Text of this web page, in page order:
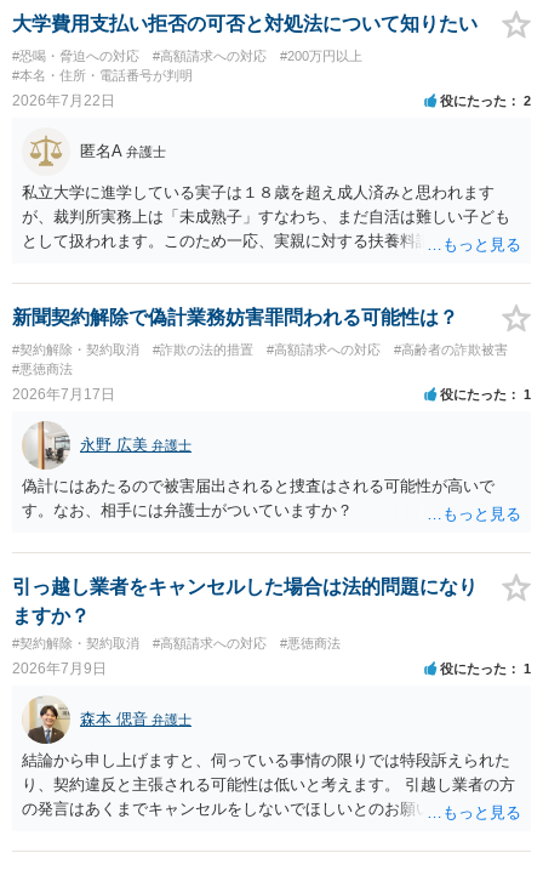
費者契約に該当しない場合でも、ご質問の記載を前提とすればそのよ
うな条項は存在しないので請求自体が不当ということになります。 メ
ールでのやり取りも証拠になりますので、あなたとしては、毅然と請
求を拒絶することを伝えるべきでしょう（ただし未納料金があること
ん）。それ以上の話し合いには応じないという対応を考えられます。
訴訟で解決するのが一番ですが、相手方が遠方である場合は遠方の裁
判所で提訴される可能性もありますので、（費用はかかってしまいま
すが）弁護士へ依頼して正式な拒絶回答を送ることも検討した方がよ
いかもしれません。
大学費用支払い拒否の可否と対処法について知りたい
#恐喝・脅迫への対応 #高額請求への対応
#200万円以上
#本名・住所・電話番号が判明
2026年7月22日 役にたった 2
匿名A 弁護士
私立大学に進学している実子は１８歳を超え成人済みと思われます
が、裁判所実務上は「未成熟子」すなわち、まだ自活は難しい子ども
として扱われます。このため一応、実親に対する扶養料請求として法
者宛に養育費を支払っており、当該養育費は実子の進学費用の趣旨も
一部含まれています。また、私立大学進学について貴殿が了解したわ
けではないという事情も存在します。 こうした場合には、支払を拒ん
だとしても学費の請求が裁判所によって強制される可能性は低いとい
えます。 以上整理したとおり、貴殿の事情を説明し支払えないと実子
新聞契約解除で偽計業務妨害罪問われる可能性は？
#契約解除・契約取消 #詐欺の法的措置 #高額請求への対応
#高齢者の詐欺被害
#悪徳商法
2026年7月17日 役にたった 1
永野 広美 弁護士
偽計にはあたるので被害届出されると捜査はされる可能性が高いで
す。なお、相手には弁護士がついていますか？
引っ越し業者をキャンセルした場合は法的問題になり
ますか？
#契約解除・契約取消 #高額請求への対応 #悪徳商法
2026年7月9日 役にたった 1
森本 偲音 弁護士
結論から申し上げますと、伺っている事情の限りでは特段訴えられた
り、契約違反と主張される可能性は低いと考えます。 引越し業者の方
の発言はあくまでキャンセルをしないでほしいとのお願いにすぎず、
の三日前まではキャンセル料無料とのことですので、三日前までは無